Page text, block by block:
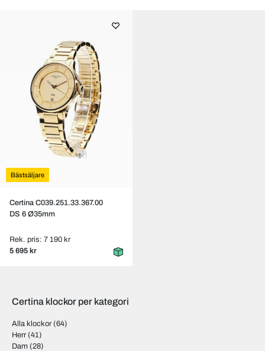
Bästsäljare
Certina C039.251.33.367.00
DS 6 Ø35mm
Rek. pris: 7 190 kr
5 695 kr
Certina klockor per kategori
Alla klockor (64)
Herr (41)
Dam (28)